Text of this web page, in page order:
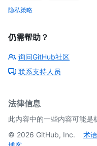
隐私策略
仍需帮助？
询问GitHub社区
联系支持人员
法律信息
此内容中的一些内容可能是
© 2026 GitHub, Inc. 术语